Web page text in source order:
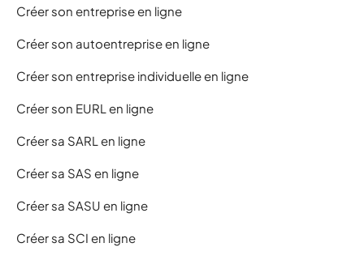
Créer son entreprise en ligne
Créer son autoentreprise en ligne
Créer son entreprise individuelle en ligne
Créer son EURL en ligne
Créer sa SARL en ligne
Créer sa SAS en ligne
Créer sa SASU en ligne
Créer sa SCI en ligne